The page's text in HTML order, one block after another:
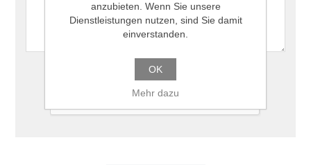
anzubieten. Wenn Sie unsere
Dienstleistungen nutzen, sind Sie damit
einverstanden.
OK
Mehr dazu